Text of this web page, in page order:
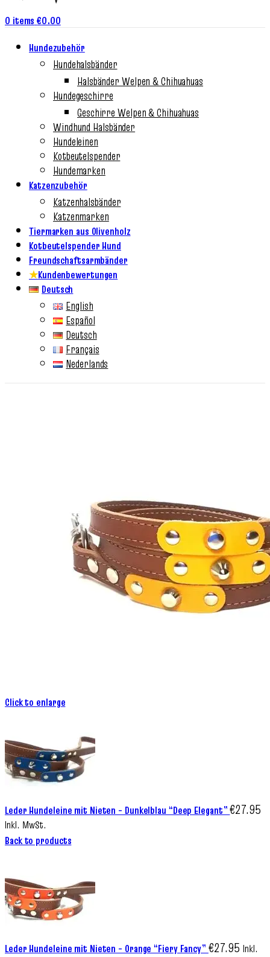
0 items €0.00
Hundezubehör
Hundehalsbänder
Halsbänder Welpen & Chihuahuas
Hundegeschirre
Geschirre Welpen & Chihuahuas
Windhund Halsbänder
Hundeleinen
Kotbeutelspender
Hundemarken
Katzenzubehör
Katzenhalsbänder
Katzenmarken
Tiermarken aus Olivenholz
Kotbeutelspender Hund
Freundschaftsarmbänder
★Kundenbewertungen
Deutsch
English
Español
Deutsch
Français
Nederlands
Click to enlarge
Leder Hundeleine mit Nieten – Dunkelblau “Deep Elegant”€27.95
Inkl. MwSt.
Back to products
Leder Hundeleine mit Nieten – Orange “Fiery Fancy” €27.95 Inkl.